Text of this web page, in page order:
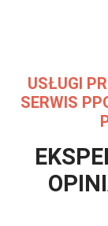
USŁUGI
SERWIS